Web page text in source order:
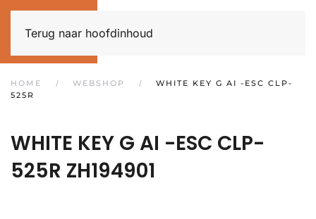
Terug naar hoofdinhoud
HOME WEBSHOP
WHITE KEY G AI -ESC CLP-
525R
WHITE KEY G AI -ESC CLP-
525R ZH194901